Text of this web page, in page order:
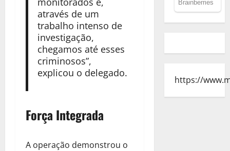
através de um
trabalho intenso de
investigação,
chegamos até esses
criminosos”,
explicou o delegado.
Força Integrada
A operação demonstrou o
https://